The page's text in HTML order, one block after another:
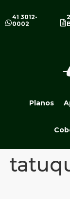
41 3012-
0002
Planos